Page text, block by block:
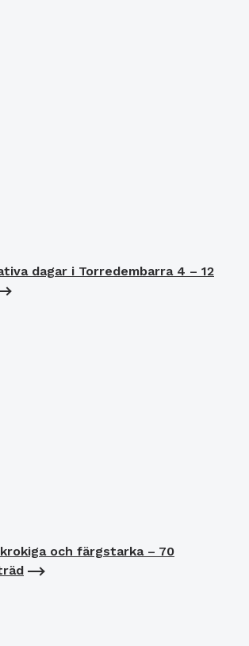
dagar i Torredembarra 4 – 12
och färgstarka – 70